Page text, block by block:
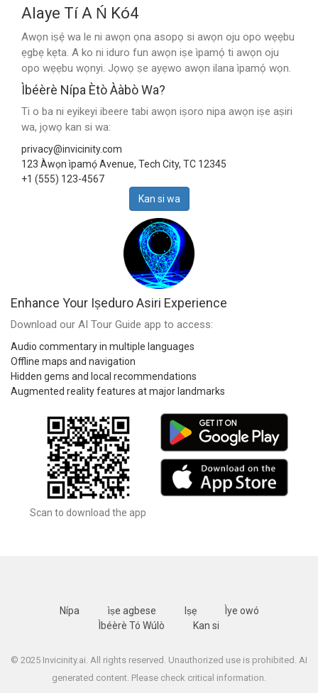
Alaye Tí A Ń Kó4
Awọn iṣẹ́ wa le ni awọn ọna asopọ si awọn oju opo wẹẹbu
ẹgbẹ kẹta. A ko ni iduro fun awọn iṣe ìpamọ́ ti awọn oju
opo wẹẹbu wọnyi. Jọwọ ṣe ayẹwo awọn ilana ìpamọ́ wọn.
Ìbéèrè Nípa Ètò Ààbò Wa?
Ti o ba ni eyikeyi ibeere tabi awọn iṣoro nipa awọn iṣe aṣiri
wa, jọwọ kan si wa:
privacy@invicinity.com
123 Àwọn ìpamọ́ Avenue, Tech City, TC 12345
+1 (555) 123-4567
Kan si wa
Enhance Your Iṣeduro Asiri Experience
Download our AI Tour Guide app to access:
Audio commentary in multiple languages
Offline maps and navigation
Hidden gems and local recommendations
Augmented reality features at major landmarks
Scan to download the app
Nípa ìṣe agbese Iṣẹ
Ìye owó
Ìbéèrè Tó Wúlò
Kan si
© 2025 Invicinity.ai. All rights reserved. Unauthorized use is prohibited. AI
generated content. Please check critical information.